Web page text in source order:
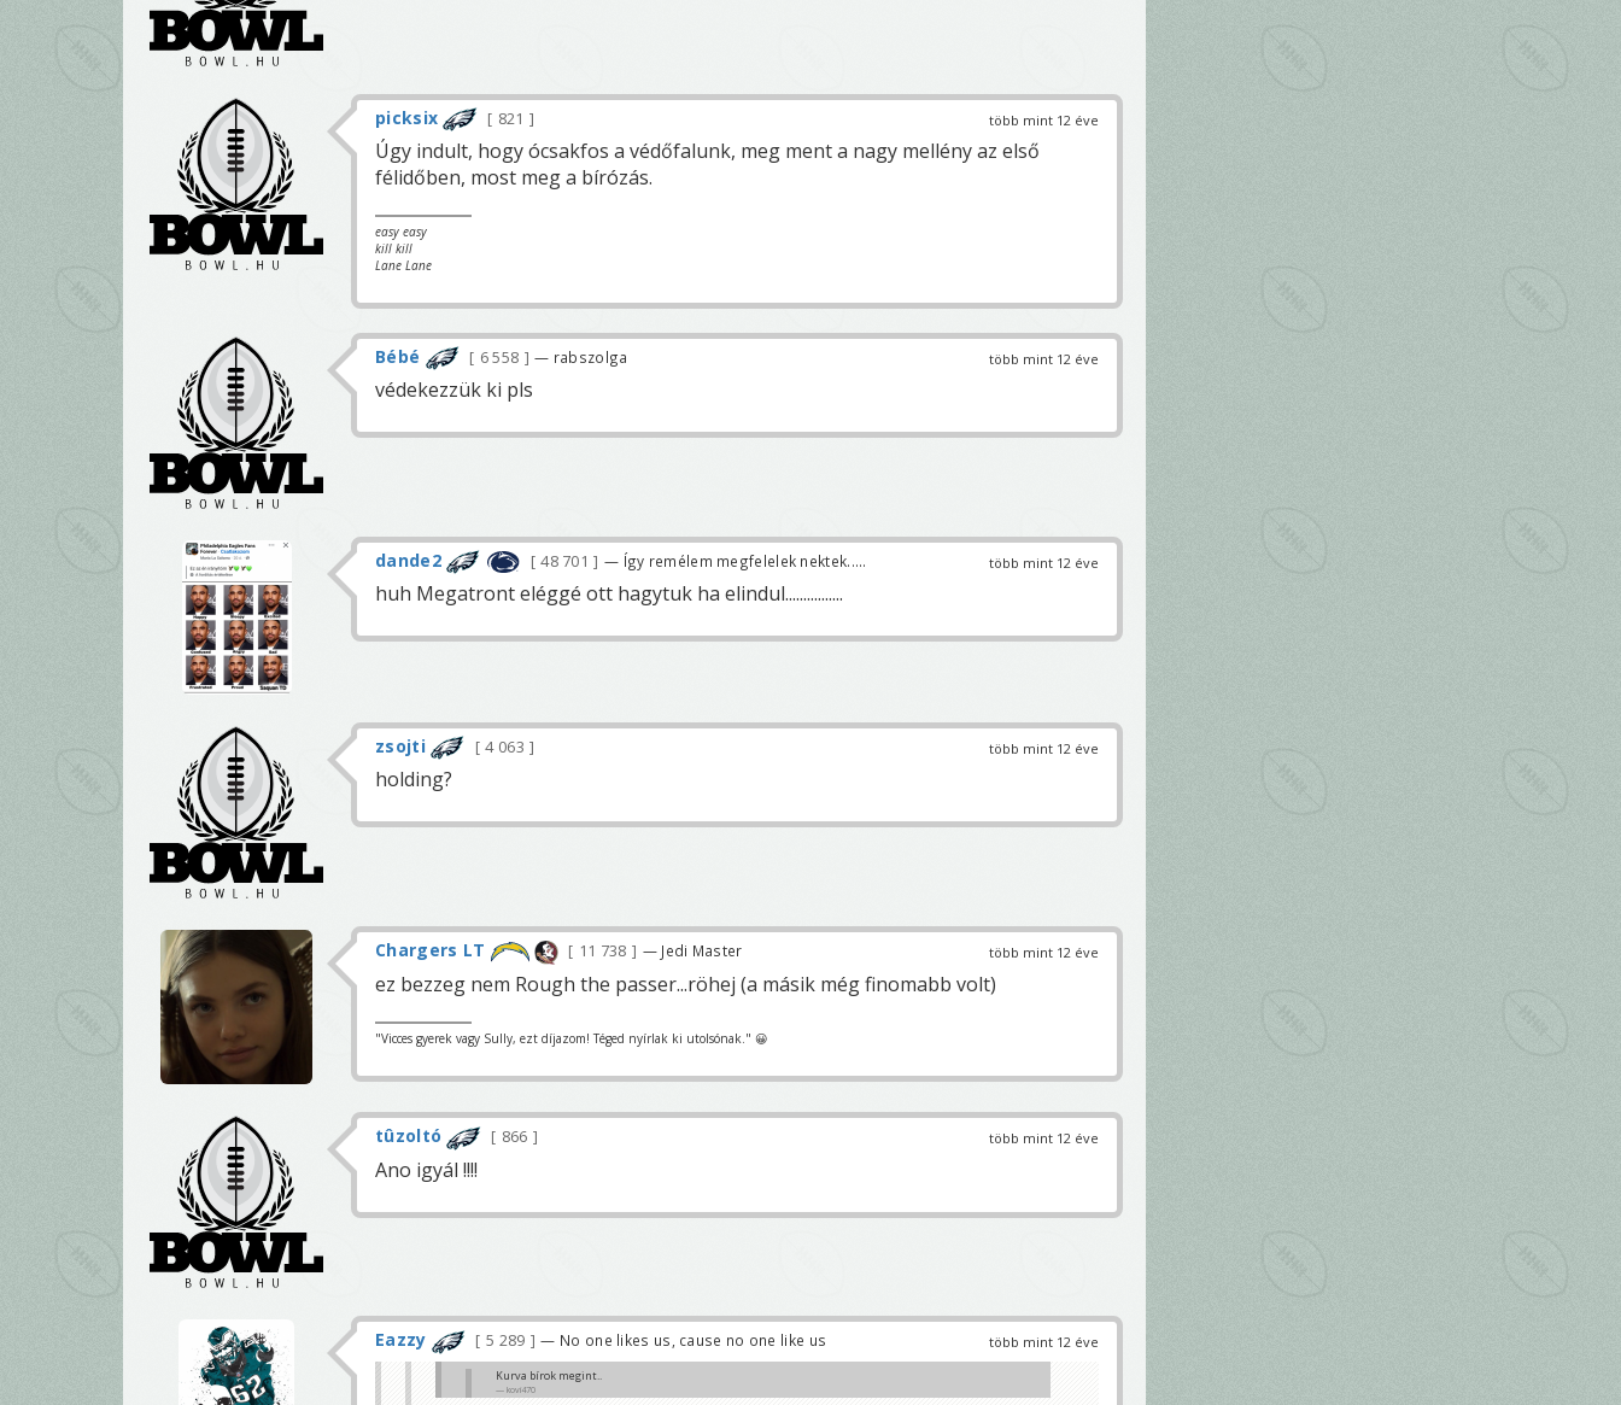
több mint 12 éve
picksix 821
Úgy indult, hogy ócsakfos a védőfalunk, meg ment a nagy mellény az első
félidőben, most meg a bírózás.
easy easy
kill kill
Lane Lane
több mint 12 éve
Bébé 6 558 — rabszolga
védekezzük ki pls
több mint 12 éve
dande2 48 701 — Így remélem megfelelek nektek.....
huh Megatront eléggé ott hagytuk ha elindul................
több mint 12 éve
zsojti 4 063
holding?
több mint 12 éve
Chargers LT 11 738 — Jedi Master
ez bezzeg nem Rough the passer...röhej (a másik még finomabb volt)
"Vicces gyerek vagy Sully, ezt díjazom! Téged nyírlak ki utolsónak." 😀
több mint 12 éve
tûzoltó 866
Ano igyál !!!!
több mint 12 éve
Eazzy 5 289 — No one likes us, cause no one like us
Kurva bírok megint..
kovi470